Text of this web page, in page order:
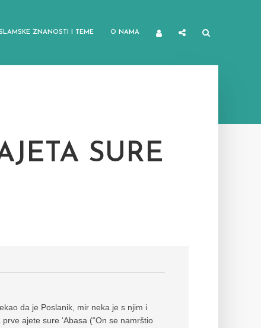
ZNANOSTI I TEME O NAMA
SURE
da je Poslanik, mir neka je s njim i
ajete sure ‘Abasa (“On se namrštio